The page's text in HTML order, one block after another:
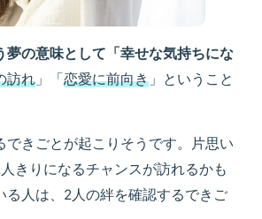
夢の意味として「幸せな気持ちにな
訪れ 」「恋愛に前向き 」ということ
できごとが起こりそうです。片思い
きりになるチャンスが訪れるかも
る人は、2人の絆を確認するできご